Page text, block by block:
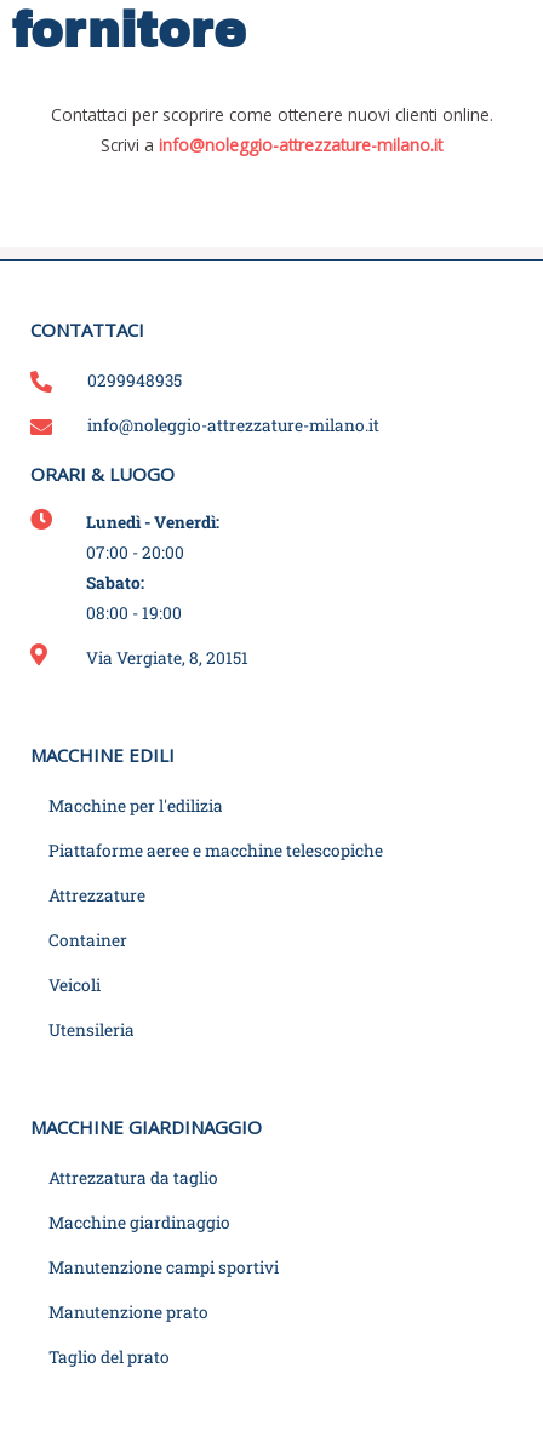
fornitore
Contattaci per scoprire come ottenere nuovi clienti online.
Scrivi a info@noleggio-attrezzature-milano.it
CONTATTACI
0299948935
info@noleggio-attrezzature-milano.it
ORARI & LUOGO
Lunedì - Venerdì:
07:00 - 20:00
Sabato:
08:00 - 19:00
Via Vergiate, 8, 20151
MACCHINE EDILI
Macchine per l'edilizia
Piattaforme aeree e macchine telescopiche
Attrezzature
Container
Veicoli
Utensileria
MACCHINE GIARDINAGGIO
Attrezzatura da taglio
Macchine giardinaggio
Manutenzione campi sportivi
Manutenzione prato
Taglio del prato